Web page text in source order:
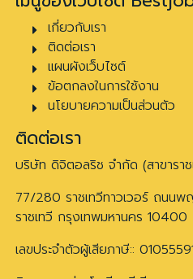
เกี่ยวกับเรา
ติดต่อเรา
แผนผังเว็บไซต์
ข้อตกลงในการใช้งาน
นโยบายความเป็นส่วนตัว
ติดต่อเรา
บริษัท ดิจิตอลริช จำกัด (สาขาราช
77/280 ราชเทวีทาวเวอร์ ถนน
ราชเทวี กรุงเทพมหานคร 10400
เลขประจำตัวผู้เสียภาษี::